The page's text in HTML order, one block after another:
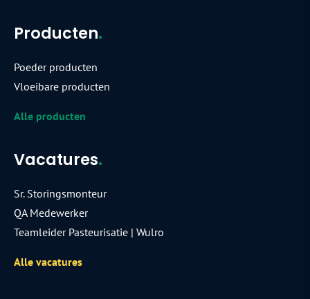
Producten.
Poeder producten
Vloeibare producten
Alle producten
Vacatures.
Sr. Storingsmonteur
QA Medewerker
Teamleider Pasteurisatie | Wulro
Alle vacatures